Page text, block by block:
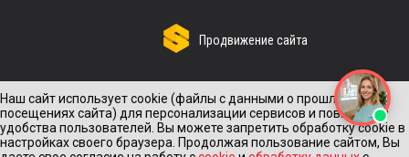
Продвижение сайта
Наш сайт использует cookie (файлы с данными о прошлых
посещениях сайта) для персонализации сервисов и повышения
удобства пользователей. Вы можете запретить обработку cookie в
настройках своего браузера. Продолжая пользование сайтом, Вы